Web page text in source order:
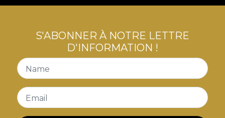
S'ABONNER À NOTRE LETTRE
D'INFORMATION !
Name
Email